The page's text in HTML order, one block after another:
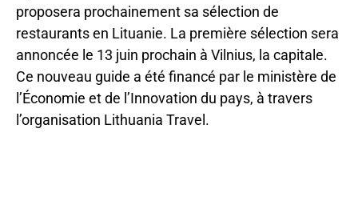
proposera prochainement sa sélection de
restaurants en Lituanie. La première sélection sera
annoncée le 13 juin prochain à Vilnius, la capitale.
Ce nouveau guide a été financé par le ministère de
l’Économie et de l’Innovation du pays, à travers
l’organisation Lithuania Travel.